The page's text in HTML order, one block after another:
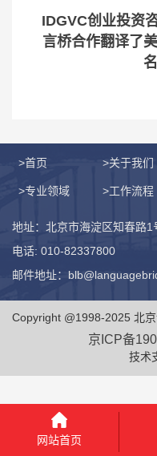
IDGVC创业投资
言桥合作翻译了
>首页 >关于我们
>专业领域 >工作流程
地址：北京市海淀区知春路
电话: 010-82337800
邮件地址：
Copyright @1998-2025 北
京ICP备
技术
网站首页